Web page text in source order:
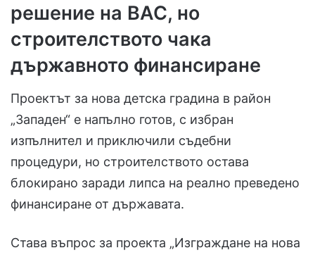
решение на ВАС, но
строителството чака
държавното финансиране
Проектът за нова детска градина в район
„Западен“ е напълно готов, с избран
изпълнител и приключили съдебни
процедури, но строителството остава
блокирано заради липса на реално преведено
финансиране от държавата.
Става въпрос за проекта „Изграждане на нова